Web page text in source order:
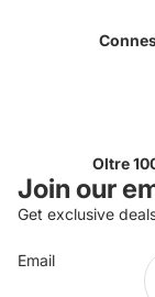
Oltre
Join our
Get exclusive
Email